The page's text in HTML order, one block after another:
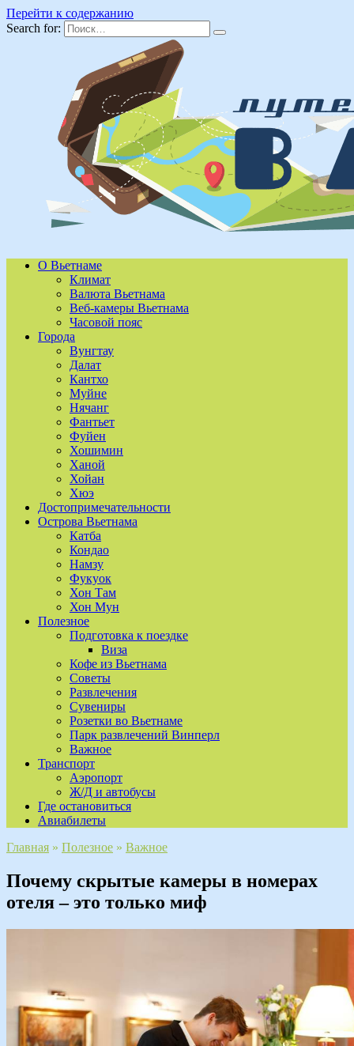
Перейти к содержанию
Search for:
О Вьетнаме
Климат
Валюта Вьетнама
Веб-камеры Вьетнама
Часовой пояс
Города
Вунгтау
Далат
Кантхо
Муйне
Нячанг
Фантьет
Фуйен
Хошимин
Ханой
Хойан
Хюэ
Достопримечательности
Острова Вьетнама
Катба
Кондао
Намзу
Фукуок
Хон Там
Хон Мун
Полезное
Подготовка к поездке
Виза
Кофе из Вьетнама
Советы
Развлечения
Сувениры
Розетки во Вьетнаме
Парк развлечений Винперл
Важное
Транспорт
Аэропорт
Ж/Д и автобусы
Где остановиться
Авиабилеты
Главная » Полезное » Важное
Почему скрытые камеры в номерах
отеля – это только миф